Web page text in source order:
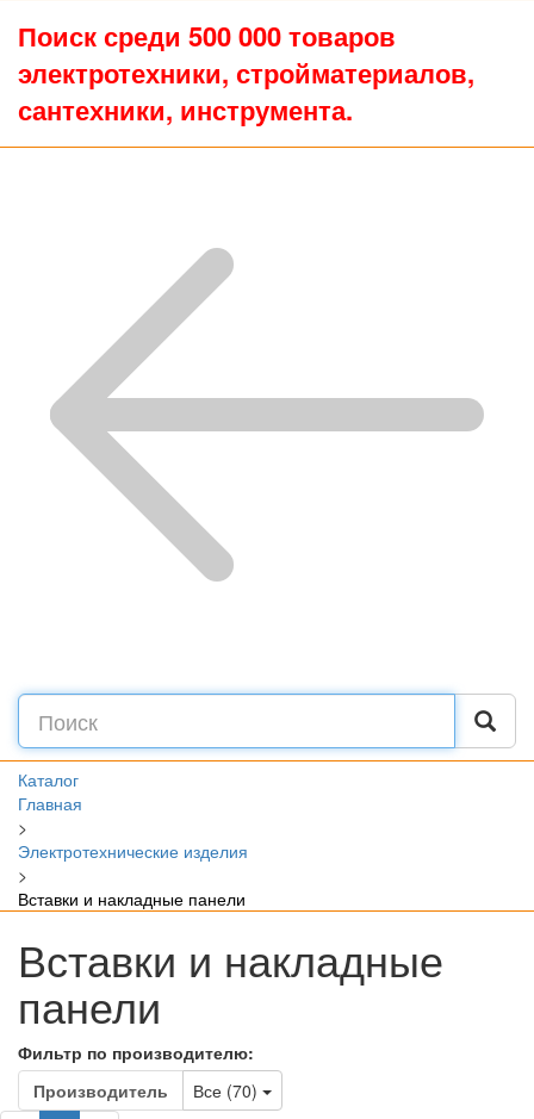
Поиск среди 500 000 товаров
электротехники, стройматериалов,
сантехники, инструмента.
Каталог
Главная
>
Электротехнические изделия
>
Вставки и накладные панели
Вставки и накладные
панели
Фильтр по производителю:
Производитель
Все (70) Toggle Dropdown